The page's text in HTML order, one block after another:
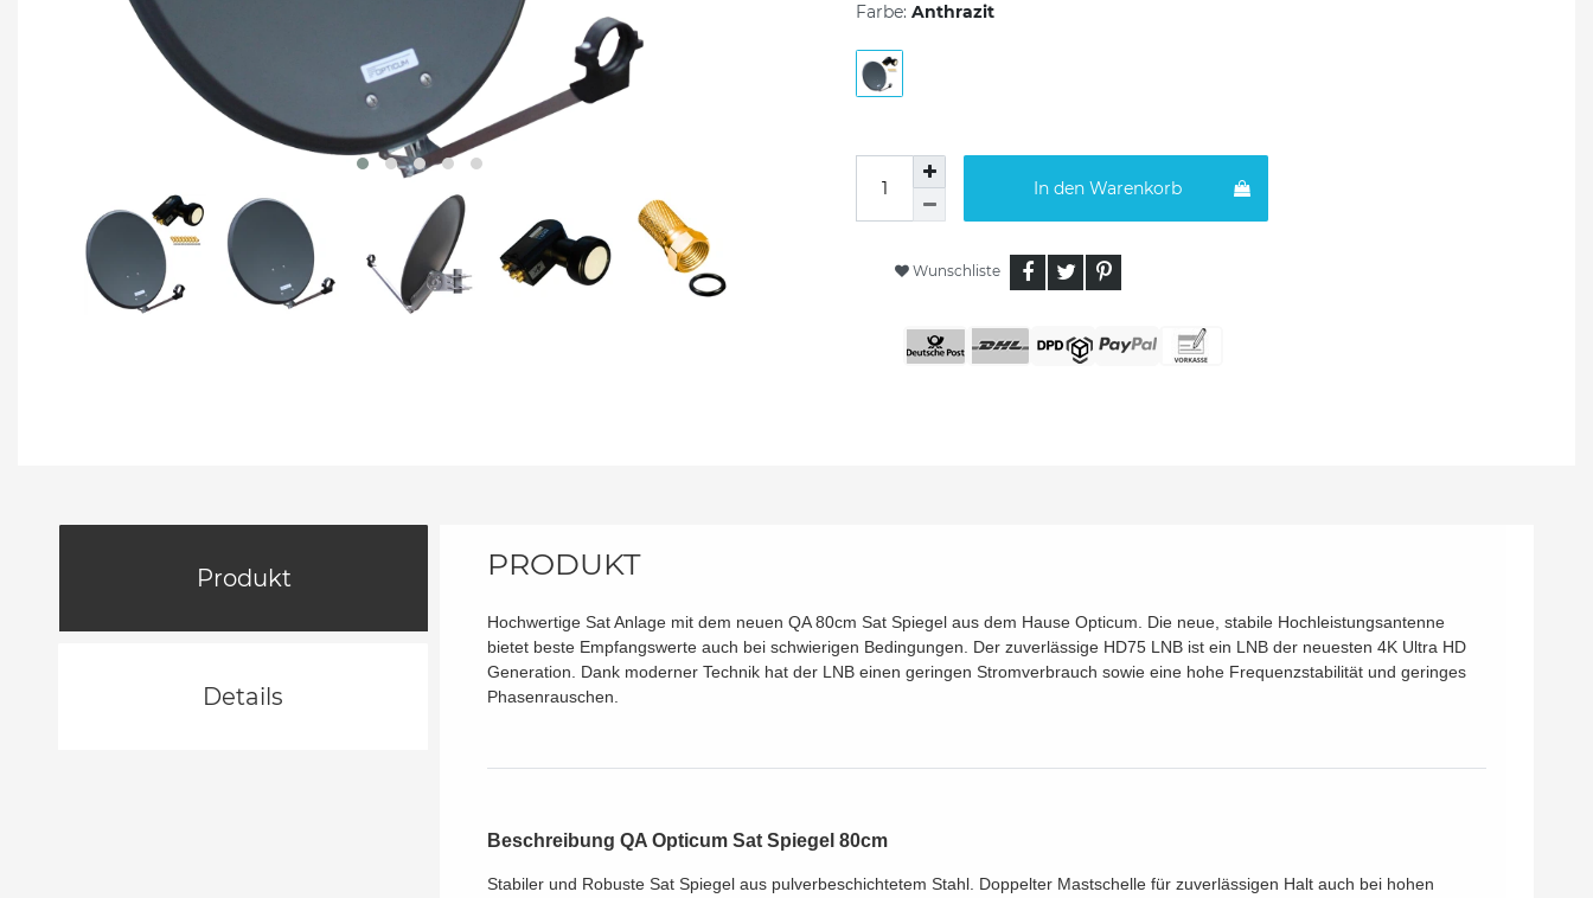
Farbe: Anthrazit
In den Warenkorb
Wunschliste
Produkt
Details
PRODUKT
Hochwertige Sat Anlage mit dem neuen QA 80cm Sat Spiegel aus dem Hause Opticum. Die neue, stabile Hochleistungsantenne
bietet beste Empfangswerte auch bei schwierigen Bedingungen. Der zuverlässige HD75 LNB ist ein LNB der neuesten 4K Ultra HD
Generation. Dank moderner Technik hat der LNB einen geringen Stromverbrauch sowie eine hohe Frequenzstabilität und geringes
Phasenrauschen.
Beschreibung QA Opticum Sat Spiegel 80cm
Stabiler und Robuste Sat Spiegel aus pulverbeschichtetem Stahl. Doppelter Mastschelle für zuverlässigen Halt auch bei hohen